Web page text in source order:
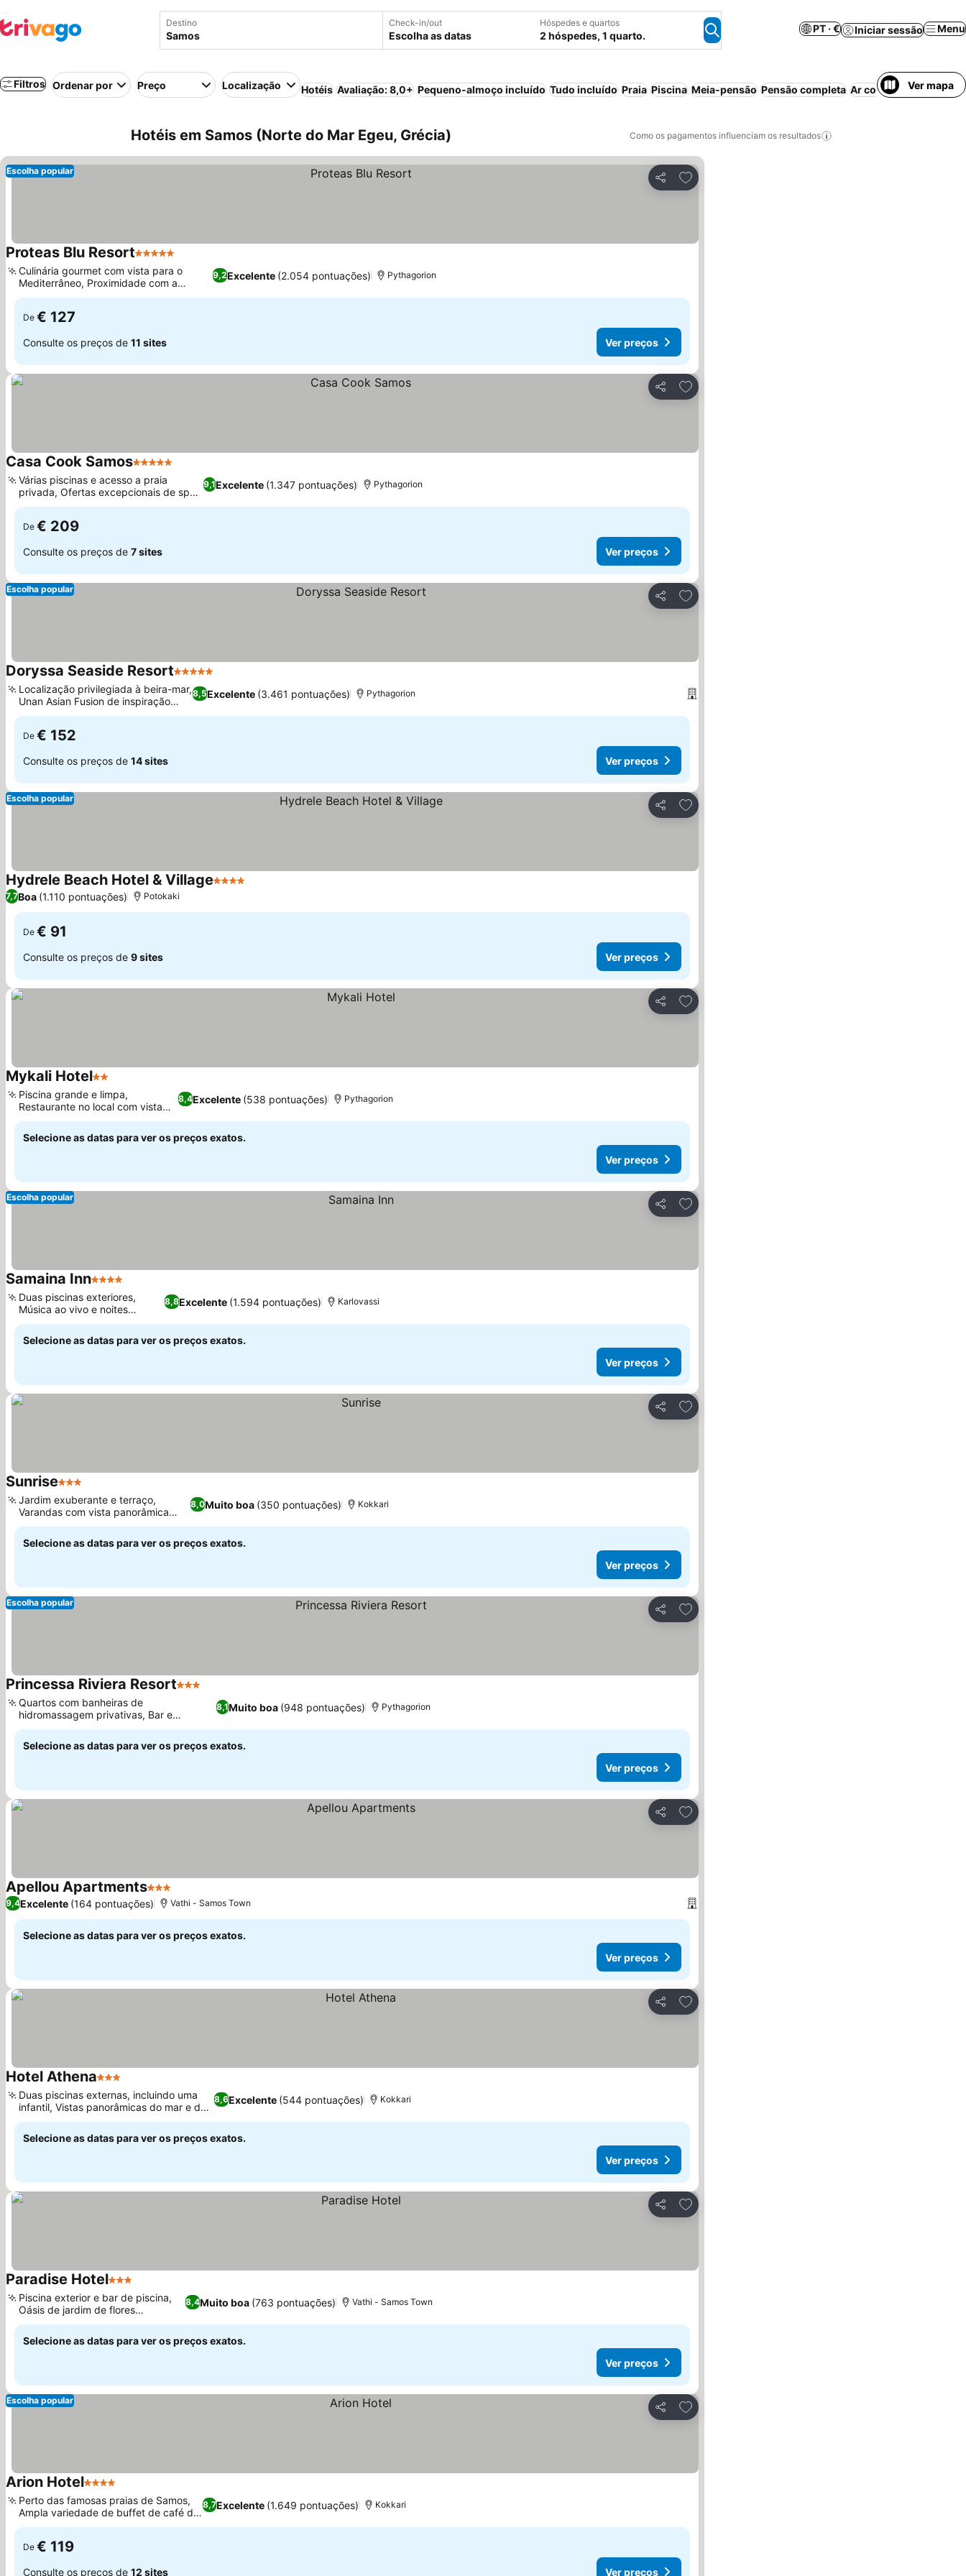
Destino Check-in/out
Escolha as datas
Hóspedes e quartos
2 hóspedes, 1 quarto.
PT · € Iniciar sessão Menu
Filtros Ordenar por Preço Localização Hotéis Avaliação: 8,0+ Pequeno-almoço incluído Tudo incluído Praia Piscina Meia-pensão Pensão completa Ar condicionadoVer mapa
Hotéis em Samos (Norte do Mar Egeu, Grécia) Como os pagamentos influenciam os resultados
Partilhar
Adicionar aos favoritos
Escolha popular
Proteas Blu Resort5 Estrelas
9,2Excelente (2.054 pontuações)
Culinária gourmet com vista para o
Mediterrâneo, Proximidade com a
histórica Pitagoreion
Pythagorion
De € 127
Consulte os preços de 11 sites Ver preços
Partilhar
Adicionar aos favoritos
Casa Cook Samos5 Estrelas
9,1Excelente (1.347 pontuações)
Várias piscinas e acesso a praia
privada, Ofertas excepcionais de spa
e bem-estar
Pythagorion
De € 209
Consulte os preços de 7 sites Ver preços
Partilhar
Adicionar aos favoritos
Escolha popular
Doryssa Seaside Resort5 Estrelas
8,5Excelente (3.461 pontuações)
Localização privilegiada à beira-mar,
Unan Asian Fusion de inspiração
japonesa
Pythagorion
De € 152
Consulte os preços de 14 sites Ver preços
Partilhar
Adicionar aos favoritos
Escolha popular
Hydrele Beach Hotel & Village4 Estrelas
7,7Boa (1.110 pontuações) Potokaki
De € 91
Consulte os preços de 9 sites Ver preços
Partilhar
Adicionar aos favoritos
Mykali Hotel2 Estrelas
8,4Excelente (538 pontuações)
Piscina grande e limpa,
Restaurante no local com vista
para o mar
Pythagorion
Selecione as datas para ver os preços exatos.
Ver preços
Partilhar
Adicionar aos favoritos
Escolha popular
Samaina Inn4 Estrelas
8,8Excelente (1.594 pontuações)
Duas piscinas exteriores,
Música ao vivo e noites
temáticas
Karlovassi
Selecione as datas para ver os preços exatos.
Ver preços
Partilhar
Adicionar aos favoritos
Sunrise3 Estrelas
8,0Muito boa (350 pontuações)
Jardim exuberante e terraço,
Varandas com vista panorâmica
para o mar
Kokkari
Selecione as datas para ver os preços exatos.
Ver preços
Partilhar
Adicionar aos favoritos
Escolha popular
Princessa Riviera Resort3 Estrelas
8,1Muito boa (948 pontuações)
Quartos com banheiras de
hidromassagem privativas, Bar e
restaurante à beira da piscina
Pythagorion
Selecione as datas para ver os preços exatos.
Ver preços
Partilhar
Adicionar aos favoritos
Apellou Apartments3 Estrelas
9,4Excelente (164 pontuações) Vathi - Samos Town
Selecione as datas para ver os preços exatos.
Ver preços
Partilhar
Adicionar aos favoritos
Hotel Athena3 Estrelas
8,6Excelente (544 pontuações)
Duas piscinas externas, incluindo uma
infantil, Vistas panorâmicas do mar e da
montanha
Kokkari
Selecione as datas para ver os preços exatos.
Ver preços
Partilhar
Adicionar aos favoritos
Paradise Hotel3 Estrelas
8,4Muito boa (763 pontuações)
Piscina exterior e bar de piscina,
Oásis de jardim de flores
exuberante
Vathi - Samos Town
Selecione as datas para ver os preços exatos.
Ver preços
Partilhar
Adicionar aos favoritos
Escolha popular
Arion Hotel4 Estrelas
8,7Excelente (1.649 pontuações)
Perto das famosas praias de Samos,
Ampla variedade de buffet de café da
manhã
Kokkari
De € 119
Consulte os preços de 12 sites Ver preços